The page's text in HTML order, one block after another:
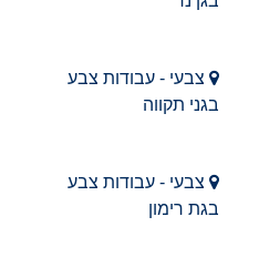
צבעי - עבודות צבע
בגני תקווה
צבעי - עבודות צבע
בגת רימון